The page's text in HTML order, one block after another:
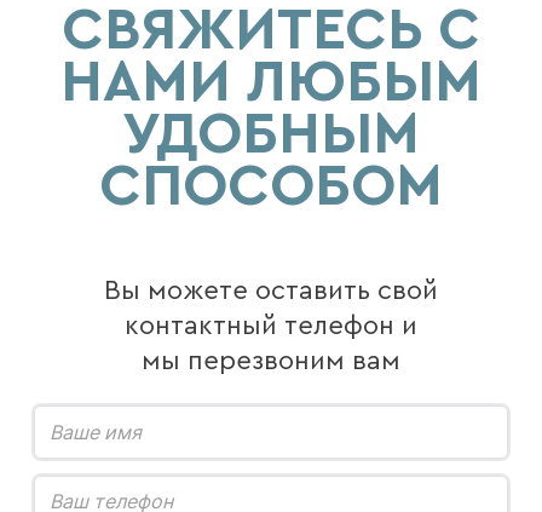
СВЯЖИТЕСЬ С
НАМИ ЛЮБЫМ
УДОБНЫМ
СПОСОБОМ
Вы можете оставить свой
контактный телефон и
мы перезвоним вам